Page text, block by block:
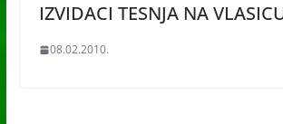
IZVIDACI TESNJA NA
08.02.2010.